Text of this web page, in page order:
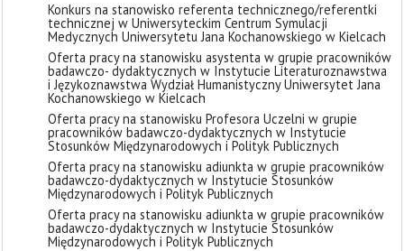
Konkurs na stanowisko referenta technicznego/referentki
technicznej w Uniwersyteckim Centrum Symulacji
Medycznych Uniwersytetu Jana Kochanowskiego w Kielcach
Oferta pracy na stanowisku asystenta w grupie pracowników
badawczo- dydaktycznych w Instytucie Literaturoznawstwa
i Językoznawstwa Wydział Humanistyczny Uniwersytet Jana
Kochanowskiego w Kielcach
Oferta pracy na stanowisku Profesora Uczelni w grupie
pracowników badawczo-dydaktycznych w Instytucie
Stosunków Międzynarodowych i Polityk Publicznych
Oferta pracy na stanowisku adiunkta w grupie pracowników
badawczo-dydaktycznych w Instytucie Stosunków
Międzynarodowych i Polityk Publicznych
Oferta pracy na stanowisku adiunkta w grupie pracowników
badawczo-dydaktycznych w Instytucie Stosunków
Międzynarodowych i Polityk Publicznych